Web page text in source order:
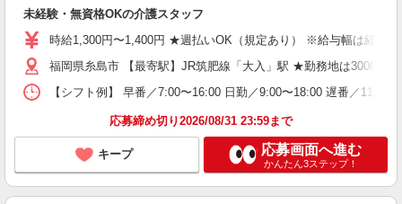
未経験・無資格OKの介護スタッフ
時給1,300円〜1,400円 ★週払いOK（規定あり） ※給与幅は経験・
福岡県糸島市 【最寄駅】JR筑肥線「大入」駅 ★勤務地は3000ヶ
【シフト例】 早番／7:00〜16:00 日勤／9:00〜18:00 遅番／
応募締め切り2026/08/31 23:59まで
キープ 応募画面へ進む
かんたん3ステップ！